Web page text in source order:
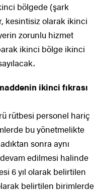
bölgede (şark
kesintisiz olarak ikinci
zorunlu hizmet
ikinci bölge ikinci
ikinci fıkrası
rütbesi personel hariç
bu yönetmelikte
sonra aynı
edilmesi halinde
6 yıl olarak belirtilen
belirtilen birimlerde